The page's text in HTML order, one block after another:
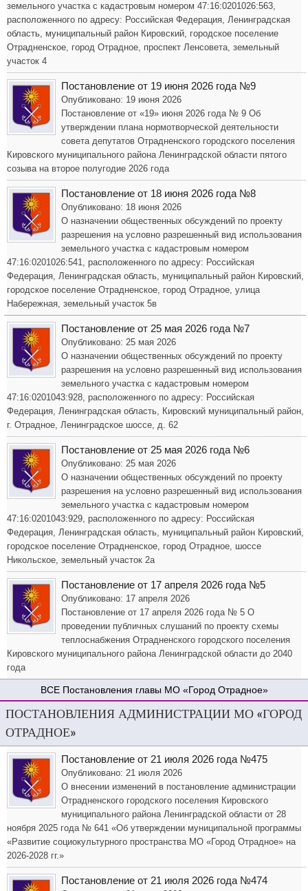
земельного участка с кадастровым номером 47:16:0201026:563,
расположенного по адресу: Российская Федерация, Ленинградская
область, муниципальный район Кировский, городское поселение
Отрадненское, город Отрадное, проспект Ленсовета, земельный
участок 4
Постановление от 19 июня 2026 года №9
Опубликовано: 19 июня 2026
Постановление от «19» июня 2026 года № 9 Об
утверждении плана нормотворческой деятельности
совета депутатов Отрадненского городского поселения
Кировского муниципального района Ленинградской области пятого
созыва на второе полугодие 2026 года
Постановление от 18 июня 2026 года №8
Опубликовано: 18 июня 2026
О назначении общественных обсуждений по проекту
разрешения на условно разрешенный вид использования
земельного участка с кадастровым номером
47:16:0201026:541, расположенного по адресу: Российская
Федерация, Ленинградская область, муниципальный район Кировский,
городское поселение Отрадненское, город Отрадное, улица
Набережная, земельный участок 5в
Постановление от 25 мая 2026 года №7
Опубликовано: 25 мая 2026
О назначении общественных обсуждений по проекту
разрешения на условно разрешенный вид использования
земельного участка с кадастровым номером
47:16:0201043:928, расположенного по адресу: Российская
Федерация, Ленинградская область, Кировский муниципальный район,
г. Отрадное, Ленинградское шоссе, д. 62
Постановление от 25 мая 2026 года №6
Опубликовано: 25 мая 2026
О назначении общественных обсуждений по проекту
разрешения на условно разрешенный вид использования
земельного участка с кадастровым номером
47:16:0201043:929, расположенного по адресу: Российская
Федерация, Ленинградская область, муниципальный район Кировский,
городское поселение Отрадненское, город Отрадное, шоссе
Никольское, земельный участок 2а
Постановление от 17 апреля 2026 года №5
Опубликовано: 17 апреля 2026
Постановление от 17 апреля 2026 года № 5 О
проведении публичных слушаний по проекту схемы
теплоснабжения Отрадненского городского поселения
Кировского муниципального района Ленинградской области до 2040
года
Постановления главы МО «Город Отрадное»
ПОСТАНОВЛЕНИЯ АДМИНИСТРАЦИИ МО «ГОРОД
ОТРАДНОЕ»
Постановление от 21 июля 2026 года №475
Опубликовано: 21 июля 2026
О внесении изменений в постановление администрации
Отрадненского городского поселения Кировского
муниципального района Ленинградской области от 28
ноября 2025 года № 641 «Об утверждении муниципальной программы
«Развитие социокультурного пространства МО «Город Отрадное» на
2026-2028 гг.»
Постановление от 21 июля 2026 года №474